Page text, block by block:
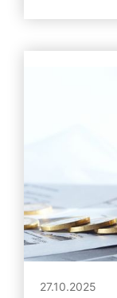
27.10.2025